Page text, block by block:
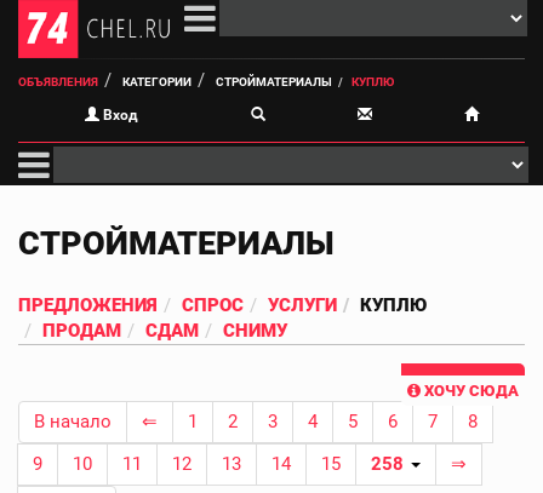
ОБЪЯВЛЕНИЯ КАТЕГОРИИ СТРОЙМАТЕРИАЛЫ КУПЛЮ
Вход
СТРОЙМАТЕРИАЛЫ
ПРЕДЛОЖЕНИЯ СПРОС УСЛУГИ
КУПЛЮ
ПРОДАМ
СДАМ СНИМУ
ХОЧУ СЮДА
В начало ⇐ 1 2 3 4 5 6 7
8
9
10 11 12 13 14 15 258
⇒